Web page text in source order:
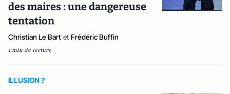
des maires : une dangereuse
tentation
Christian Le Bart et Frédéric Buffin
1 min de lecture
ILLUSION ?